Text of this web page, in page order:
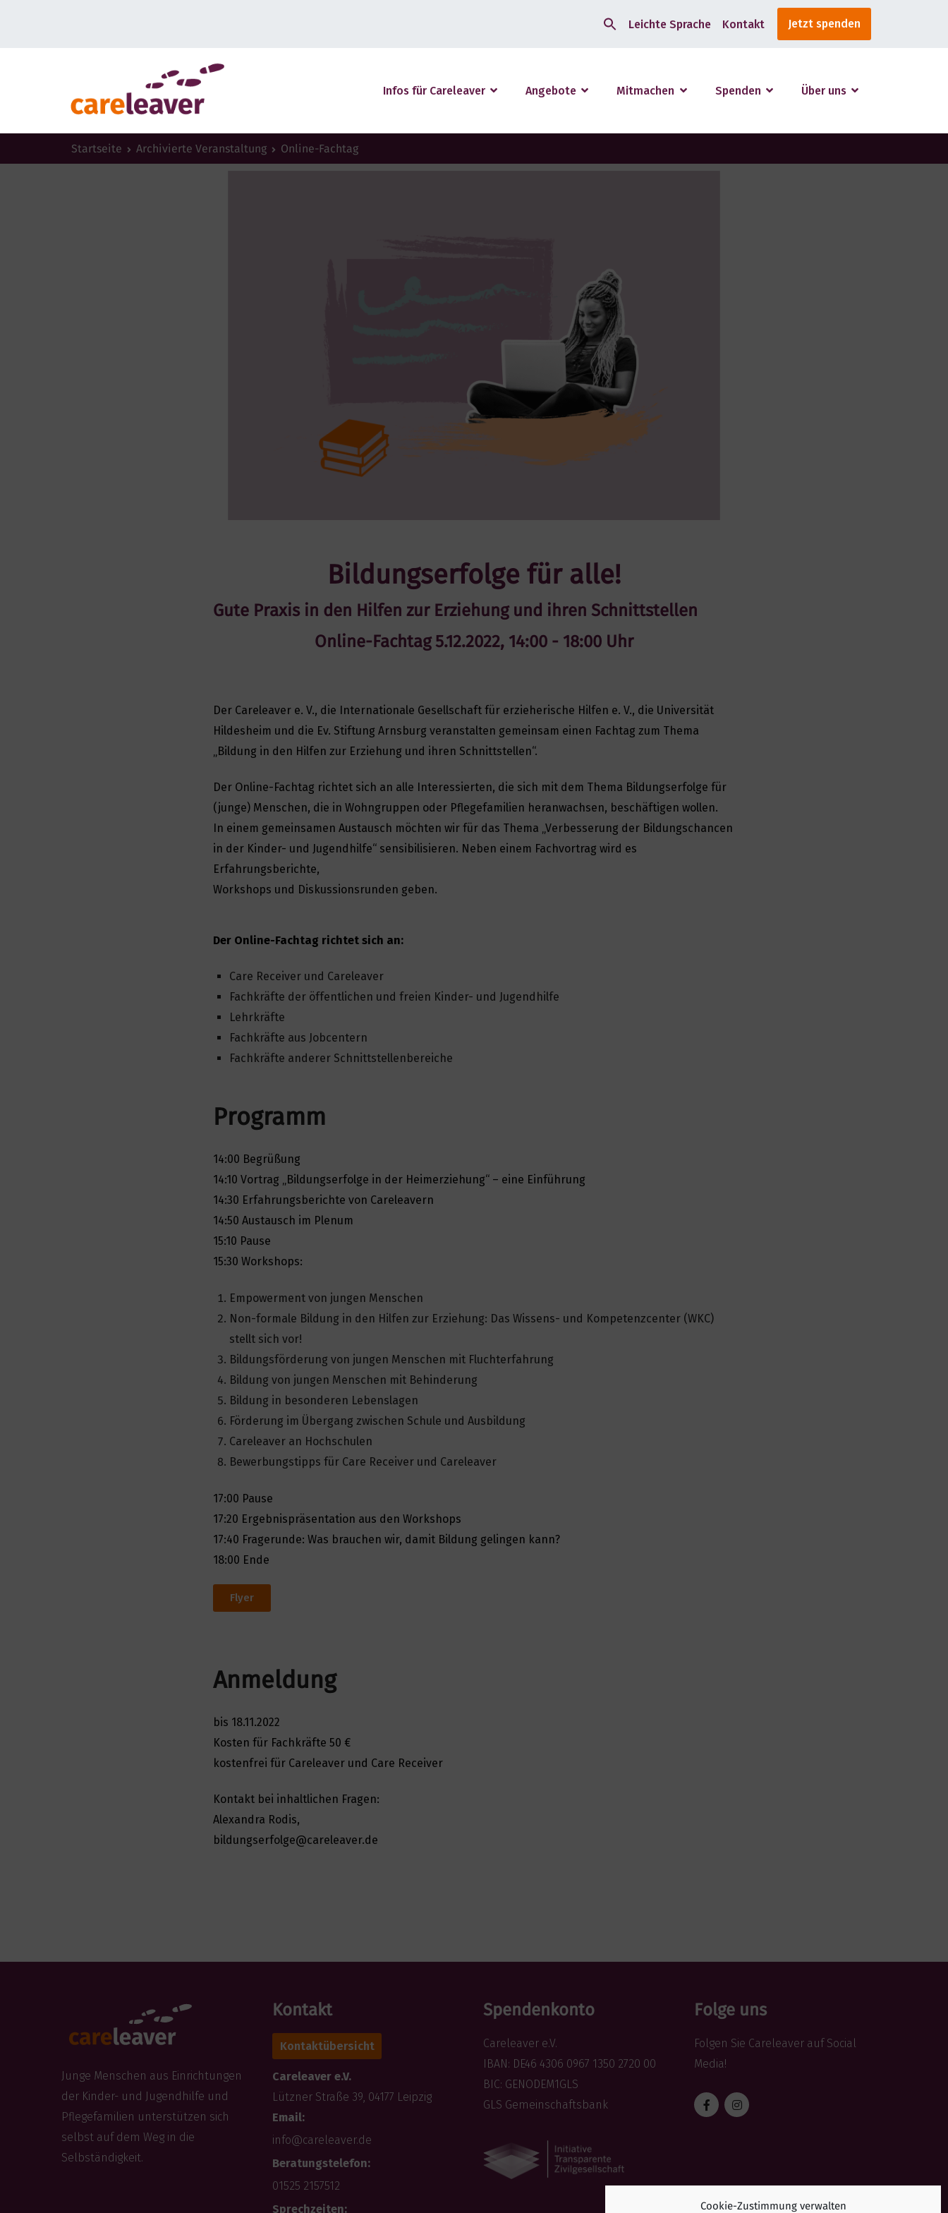
Cookie-Zustimmung verwalten
Search
for:
Leichte Sprache Kontakt Jetzt spenden
Infos für Careleaver Angebote Mitmachen Spenden Über uns
Startseite Archivierte Veranstaltung Online-Fachtag
Bildungserfolge für alle!
Gute Praxis in den Hilfen zur Erziehung und ihren Schnittstellen
Online-Fachtag 5.12.2022, 14:00 - 18:00 Uhr
Der Careleaver e. V., die Internationale Gesellschaft für erzieherische Hilfen e. V., die Universität
Hildesheim und die Ev. Stiftung Arnsburg veranstalten gemeinsam einen Fachtag zum Thema
„Bildung in den Hilfen zur Erziehung und ihren Schnittstellen“.
Der Online-Fachtag richtet sich an alle Interessierten, die sich mit dem Thema Bildungserfolge für
(junge) Menschen, die in Wohngruppen oder Pflegefamilien heranwachsen, beschäftigen wollen.
In einem gemeinsamen Austausch möchten wir für das Thema „Verbesserung der Bildungschancen
in der Kinder- und Jugendhilfe“ sensibilisieren. Neben einem Fachvortrag wird es
Erfahrungsberichte,
Workshops und Diskussionsrunden geben.
Der Online-Fachtag richtet sich an:
Care Receiver und Careleaver
Fachkräfte der öffentlichen und freien Kinder- und Jugendhilfe
Lehrkräfte
Fachkräfte aus Jobcentern
Fachkräfte anderer Schnittstellenbereiche
Programm
14:00 Begrüßung
14:10 Vortrag „Bildungserfolge in der Heimerziehung“ – eine Einführung
14:30 Erfahrungsberichte von Careleavern
14:50 Austausch im Plenum
15:10 Pause
15:30 Workshops:
Empowerment von jungen Menschen
Non-formale Bildung in den Hilfen zur Erziehung: Das Wissens- und Kompetenzcenter (WKC)
stellt sich vor!
Bildungsförderung von jungen Menschen mit Fluchterfahrung
Bildung von jungen Menschen mit Behinderung
Bildung in besonderen Lebenslagen
Förderung im Übergang zwischen Schule und Ausbildung
Careleaver an Hochschulen
Bewerbungstipps für Care Receiver und Careleaver
17:00 Pause
17:20 Ergebnispräsentation aus den Workshops
17:40 Fragerunde: Was brauchen wir, damit Bildung gelingen kann?
18:00 Ende
Flyer
Anmeldung
bis 18.11.2022
Kosten für Fachkräfte 50 €
kostenfrei für Careleaver und Care Receiver
Kontakt bei inhaltlichen Fragen:
Alexandra Rodis,
bildungserfolge@careleaver.de
Junge Menschen aus Einrichtungen
der Kinder- und Jugendhilfe und
Pflegefamilien unterstützen sich
selbst auf dem Weg in die
Selbständigkeit.
Kontakt
Kontaktübersicht
Careleaver e.V.
Lützner Straße 39, 04177 Leipzig
Email:
info@careleaver.de
Beratungstelefon:
01525 2157512
Sprechzeiten:
Spendenkonto
Careleaver e.V.
IBAN: DE46 4306 0967 1350 2720 00
BIC: GENODEM1GLS
GLS Gemeinschaftsbank
Folge uns
Folgen Sie Careleaver auf Social
Media!